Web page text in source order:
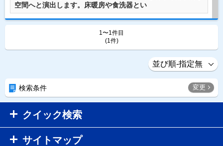
空間へと演出します。床暖房や食洗器とい
1〜1件目
(1件)
検索条件 変更
クイック検索
サイトマップ